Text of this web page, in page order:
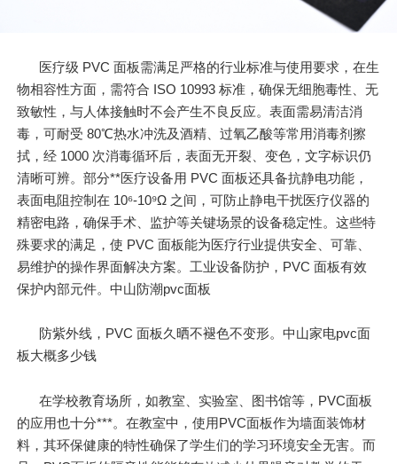
医疗级 PVC 面板需满足严格的行业标准与使用要求，在生
物相容性方面，需符合 ISO 10993 标准，确保无细胞毒性、无
致敏性，与人体接触时不会产生不良反应。表面需易清洁消
毒，可耐受 80℃热水冲洗及酒精、过氧乙酸等常用消毒剂擦
拭，经 1000 次消毒循环后，表面无开裂、变色，文字标识仍
清晰可辨。部分**医疗设备用 PVC 面板还具备抗静电功能，
表面电阻控制在 10⁶-10⁹Ω 之间，可防止静电干扰医疗仪器的
精密电路，确保手术、监护等关键场景的设备稳定性。这些特
殊要求的满足，使 PVC 面板能为医疗行业提供安全、可靠、
易维护的操作界面解决方案。工业设备防护，PVC 面板有效
保护内部元件。中山防潮pvc面板
防紫外线，PVC 面板久晒不褪色不变形。中山家电pvc面
板大概多少钱
在学校教育场所，如教室、实验室、图书馆等，PVC面板
的应用也十分***。在教室中，使用PVC面板作为墙面装饰材
料，其环保健康的特性确保了学生们的学习环境安全无害。而